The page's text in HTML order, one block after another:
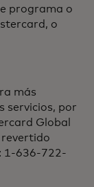
programa o
o
más
servicios, por
Global
revertido
1-636-722-